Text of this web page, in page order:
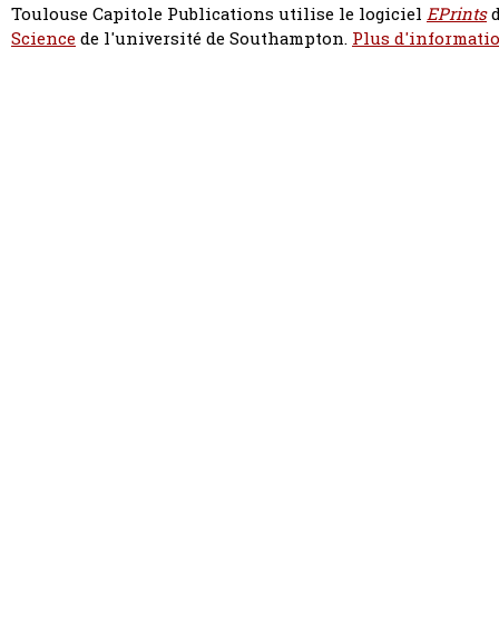
Toulouse Capitole Publications utilise le logiciel EPrints
Sciencede l'université de Southampton. Plus